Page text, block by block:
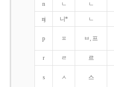
n ㄴ ㄴ
nj 니* ㄴ
p ㅍ ㅂ, 프
r ㄹ 르
s ㅅ 스